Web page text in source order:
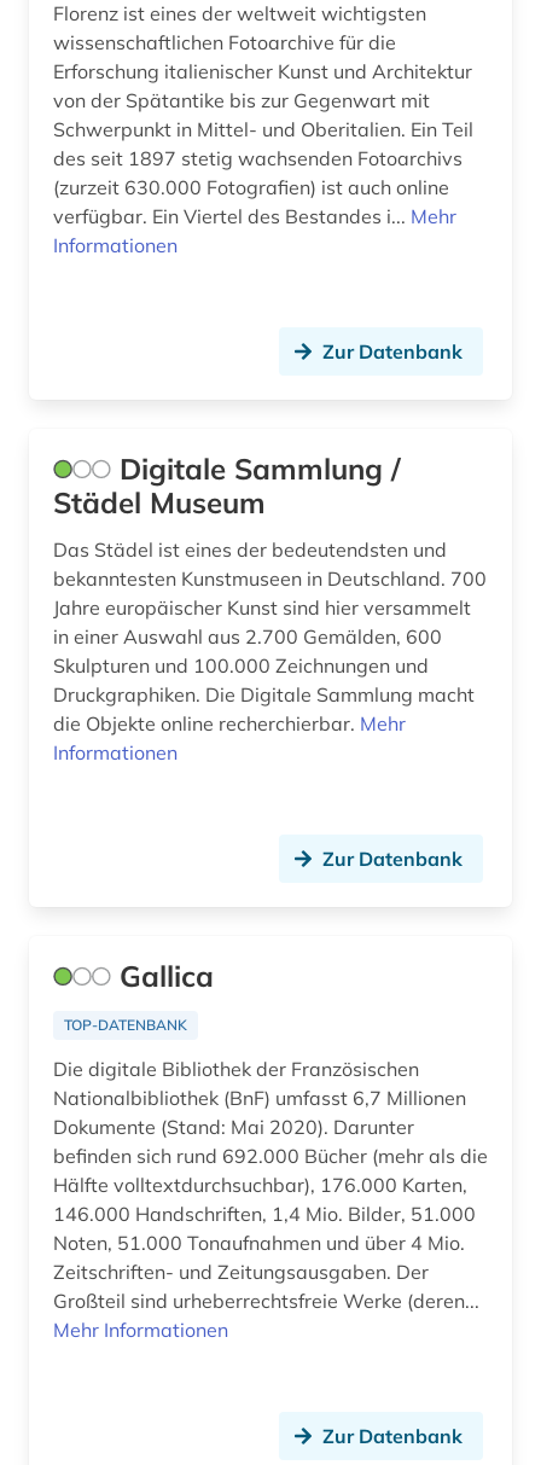
aufnahme <photographie> (1)
augenchirurgie (1)
augenheilkunde (1)
augenzeuge (3)
augenzeugenbericht (1)
auktionspreis (1)
ausbildung (1)
auschwitz-prozess (1)
ausgrabung (2)
aussprache (2)
ausstellung (4)
außenpolitik (1)
bad reichenhall (1)
baden-württemberg (1)
ballangen (1)
ballett (1)
Oesterreich (29)
Osmanisches Reich (1)
Ostasien (12)
Osteuropa (10)
Roemisches Reich (8)
Russland, Sowjetunion (19)
Saarland (1)
Sachsen (5)
Sachsen-Anhalt (4)
Skandinavien (2)
Slowakei (3)
Slowenien (1)
Spanien (8)
Suedamerika (9)
Suedasien (2)
Suedostasien (1)
Suedosteuropa (8)
Tschechische Republik (5)
Florenz ist eines der weltweit wichtigsten
wissenschaftlichen Fotoarchive für die
Erforschung italienischer Kunst und Architektur
von der Spätantike bis zur Gegenwart mit
Schwerpunkt in Mittel- und Oberitalien. Ein Teil
des seit 1897 stetig wachsenden Fotoarchivs
(zurzeit 630.000 Fotografien) ist auch online
verfügbar. Ein Viertel des Bestandes i... Mehr
Informationen
Zur Datenbank
Digitale Sammlung /
Städel Museum
Das Städel ist eines der bedeutendsten und
bekanntesten Kunstmuseen in Deutschland. 700
Jahre europäischer Kunst sind hier versammelt
in einer Auswahl aus 2.700 Gemälden, 600
Skulpturen und 100.000 Zeichnungen und
Druckgraphiken. Die Digitale Sammlung macht
die Objekte online recherchierbar. Mehr
Informationen
Zur Datenbank
Gallica
TOP-DATENBANK
Die digitale Bibliothek der Französischen
Nationalbibliothek (BnF) umfasst 6,7 Millionen
Dokumente (Stand: Mai 2020). Darunter
befinden sich rund 692.000 Bücher (mehr als die
Hälfte volltextdurchsuchbar), 176.000 Karten,
146.000 Handschriften, 1,4 Mio. Bilder, 51.000
Noten, 51.000 Tonaufnahmen und über 4 Mio.
Zeitschriften- und Zeitungsausgaben. Der
Großteil sind urheberrechtsfreie Werke (deren...
Mehr Informationen
Zur Datenbank